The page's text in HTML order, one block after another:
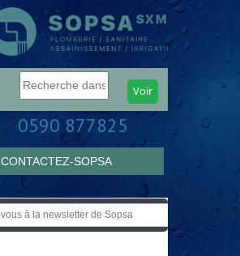
0590 877825
CONTACTEZ-SOPSA